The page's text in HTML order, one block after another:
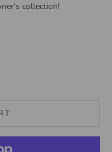
collection!